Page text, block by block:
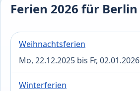
Ferien 2026 für Berlin
Weihnachtsferien
Mo, 22.12.2025 bis Fr, 02.01.2026
Winterferien